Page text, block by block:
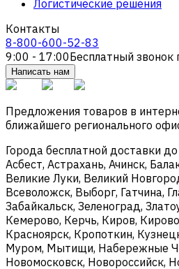
Логистические решения
Контакты
8-800-600-52-83
9:00 - 17:00Бесплатный звонок
Написать нам
Предложения товаров в
ближайшего регионального
Города бесплатной доставки
Асбест, Астрахань, Ачинск,
Великие Луки, Великий
Всеволожск, Выборг, Гатчина,
Забайкальск, Зеленоград,
Кемерово, Керчь, Киров,
Красноярск, Кропоткин,
Муром, Мытищи, Набережные
Новомосковск, Новороссийск,